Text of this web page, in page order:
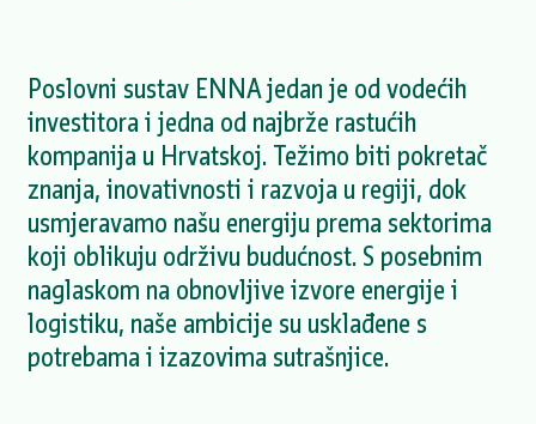
Poslovni sustav ENNA jedan je od vodećih
investitora i jedna od najbrže rastućih
kompanija u Hrvatskoj. Težimo biti pokretač
znanja, inovativnosti i razvoja u regiji, dok
usmjeravamo našu energiju prema sektorima
koji oblikuju održivu budućnost. S posebnim
naglaskom na obnovljive izvore energije i
logistiku, naše ambicije su usklađene s
potrebama i izazovima sutrašnjice.